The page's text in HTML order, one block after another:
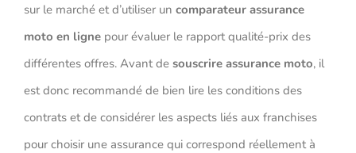
sur le marché et d’utiliser un comparateur assurance
moto en lignepour évaluer le rapport qualité-prix des
différentes offres. Avant de souscrire assurance moto, il
est donc recommandé de bien lire les conditions des
contrats et de considérer les aspects liés aux franchises
pour choisir une assurance qui correspond réellement à